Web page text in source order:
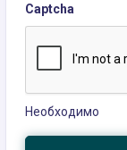
Captcha
Необходимо